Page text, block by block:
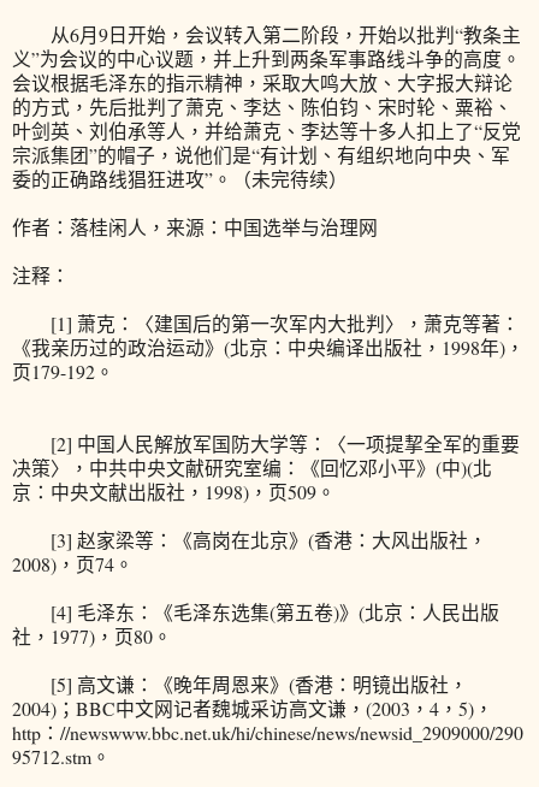
从6月9日开始，会议转入第二阶段，开始以批判“教条主
义”为会议的中心议题，并上升到两条军事路线斗争的高度。
会议根据毛泽东的指示精神，采取大鸣大放、大字报大辩论
的方式，先后批判了萧克、李达、陈伯钧、宋时轮、粟裕、
叶剑英、刘伯承等人，并给萧克、李达等十多人扣上了“反党
宗派集团”的帽子，说他们是“有计划、有组织地向中央、军
委的正确路线猖狂进攻”。（未完待续）
作者：落桂闲人，来源：中国选举与治理网
注释：
[1] 萧克：〈建国后的第一次军内大批判〉，萧克等著：
《我亲历过的政治运动》(北京：中央编译出版社，1998年)，
页179-192。
[2] 中国人民解放军国防大学等：〈一项提挈全军的重要
决策〉，中共中央文献研究室编：《回忆邓小平》(中)(北
京：中央文献出版社，1998)，页509。
[3] 赵家梁等：《高岗在北京》(香港：大风出版社，
2008)，页74。
[4] 毛泽东：《毛泽东选集(第五卷)》(北京：人民出版
社，1977)，页80。
[5] 高文谦：《晚年周恩来》(香港：明镜出版社，
2004)；BBC中文网记者魏城采访高文谦，(2003，4，5)，
http：//newswww.bbc.net.uk/hi/chinese/news/newsid_2909000/290
95712.stm。